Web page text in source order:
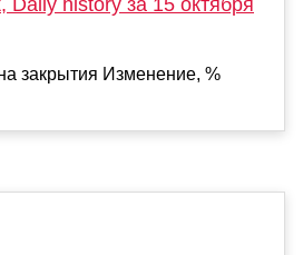
history за 15 октября
закрытия Изменение, %